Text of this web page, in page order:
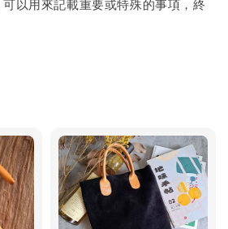
以用來記載重要或特殊的事項，終